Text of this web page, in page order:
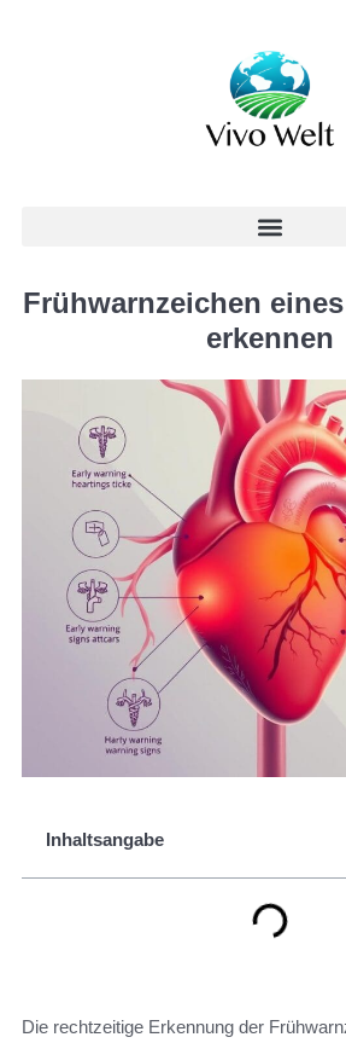
Frühwarnzeichen
erkennen
Inhaltsangabe
Die rechtzeitige Erkennung der